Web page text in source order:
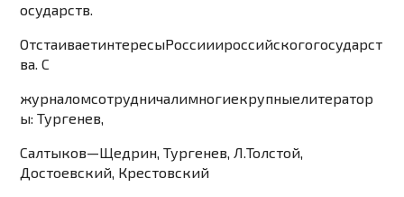
осударств.
ОтстаиваетинтересыРоссииироссийскогогосударст
ва.С
журналомсотрудничалимногиекрупныелитератор
ы:Тургенев,
Салтыков—Щедрин,Тургенев,Л.Толстой,
Достоевский, Крестовский